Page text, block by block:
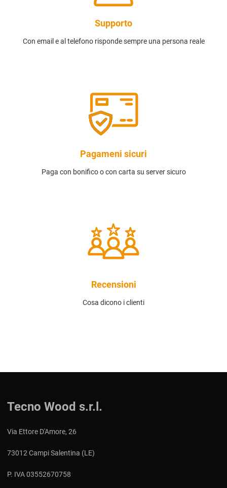
Supporto
Con email e al telefono risponde sempre una persona reale
Pagameni sicuri
Paga con bonifico o con carta su server sicuro
Recensioni
Cosa dicono i clienti
Tecno Wood s.r.l.
Via Ettore D'Amore, 26
73012 Campi Salentina (LE)
P. IVA 03552670758